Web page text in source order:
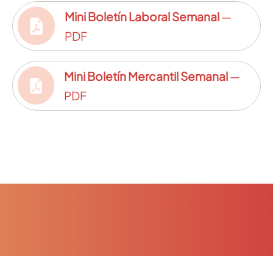
Mini Boletín Laboral Semanal—
PDF
Mini Boletín Mercantil Semanal—
PDF